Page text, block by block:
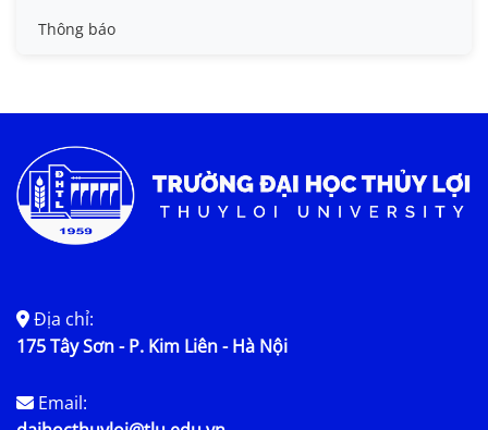
Tin đào tạo
Tin tức chung
Thông báo
Địa chỉ:
175 Tây Sơn - P. Kim Liên - Hà Nội
Email: